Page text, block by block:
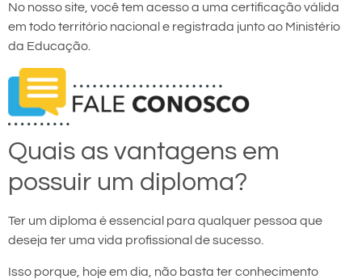
No nosso site, você tem acesso a uma certificação válida
em todo território nacional e registrada junto ao Ministério
da Educação.
Quais as vantagens em
possuir um diploma?
Ter um diploma é essencial para qualquer pessoa que
deseja ter uma vida profissional de sucesso.
Isso porque, hoje em dia, não basta ter conhecimento